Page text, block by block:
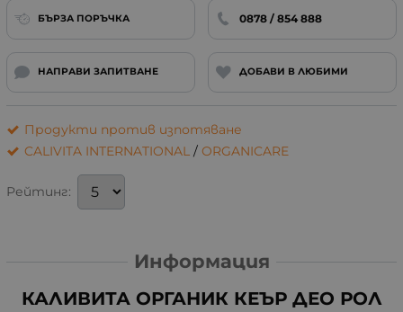
БЪРЗА ПОРЪЧКА 0878 / 854 888
НАПРАВИ ЗАПИТВАНЕ ДОБАВИ В ЛЮБИМИ
Продукти против изпотяване
CALIVITA INTERNATIONAL / ORGANICARE
Рейтинг:
Информация
КАЛИВИТА ОРГАНИК КЕЪР ДЕО РОЛ